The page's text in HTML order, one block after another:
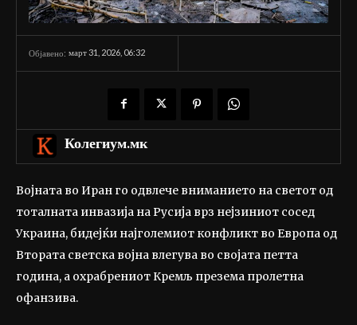
Објавено: март 31, 2026, 06:32
Колегиум.мк
Војната во Иран го одвлече вниманието на светот од
тоталната инвазија на Русија врз нејзиниот сосед
Украина, бидејќи најголемиот конфликт во Европа од
Втората светска војна влегува во својата петта
година, а охрабрениот Кремљ презема пролетна
офанзива.